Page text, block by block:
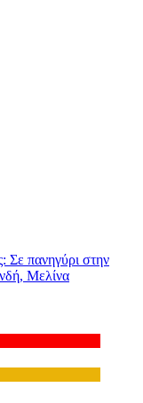
Σε πανηγύρι στην
Μελίνα